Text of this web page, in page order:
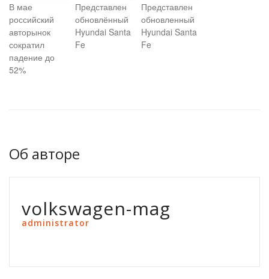
В мае
российский
авторынок
сократил
падение до
52%
Представлен
обновлённый
Hyundai Santa
Fe
Представлен
обновленный
Hyundai Santa
Fe
Об авторе
volkswagen-mag
administrator